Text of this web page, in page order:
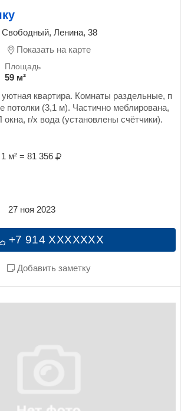
Свободный, Ленина, 38
Показать на карте
59 м²
квартира. Комнаты раздельные, п
потолки (3,1 м). Частично меблирована,
г/х вода (установлены счётчики).
1 м² = 81 356
+7 914 XXXXXXX
Добавить заметку
27 ноя 2023